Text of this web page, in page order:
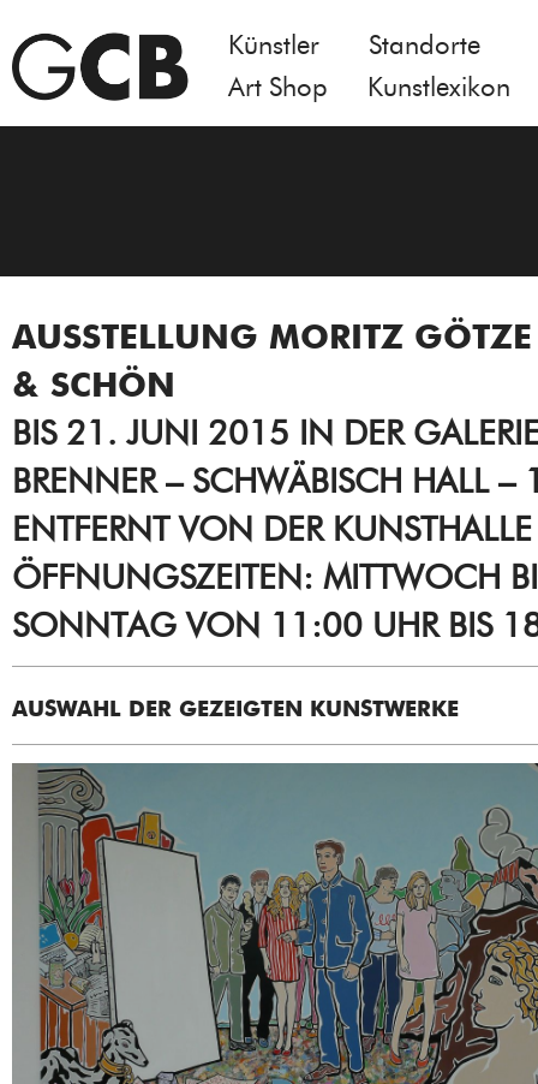
Künstler
Standorte
Art Shop
Kunstlexikon
AUSSTELLUNG MORITZ GÖTZE
& SCHÖN
BIS 21. JUNI 2015 IN DER
BRENNER – SCHWÄBISCH HALL –
ENTFERNT VON DER
ÖFFNUNGSZEITEN: MITTWOCH
SONNTAG VON 11:00 UHR BIS
AUSWAHL DER GEZEIGTEN KUNSTWERKE